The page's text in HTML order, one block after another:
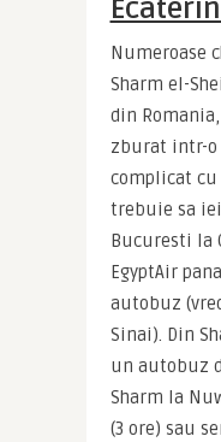
Numeroase
Sharm el-
din
zburat intr-o
complicat
trebuie sa
Bucuresti la
EgyptAir
autobuz
Sinai). Din
un autobuz
Sharm la
(3 ore) sau